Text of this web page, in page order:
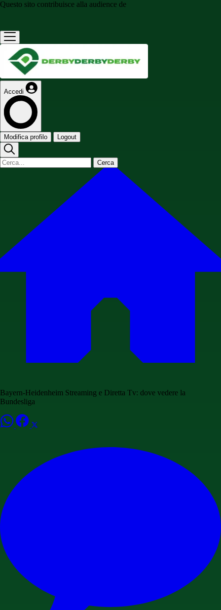
Questo sito contribuisce alla audience de
Accedi
Modifica profilo Logout
Cerca
Bayern-Heidenheim Streaming e Diretta Tv: dove vedere la
Bundesliga